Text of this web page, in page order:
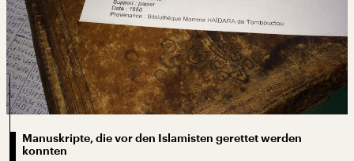
Manuskripte, die vor den Islamisten gerettet werden
konnten